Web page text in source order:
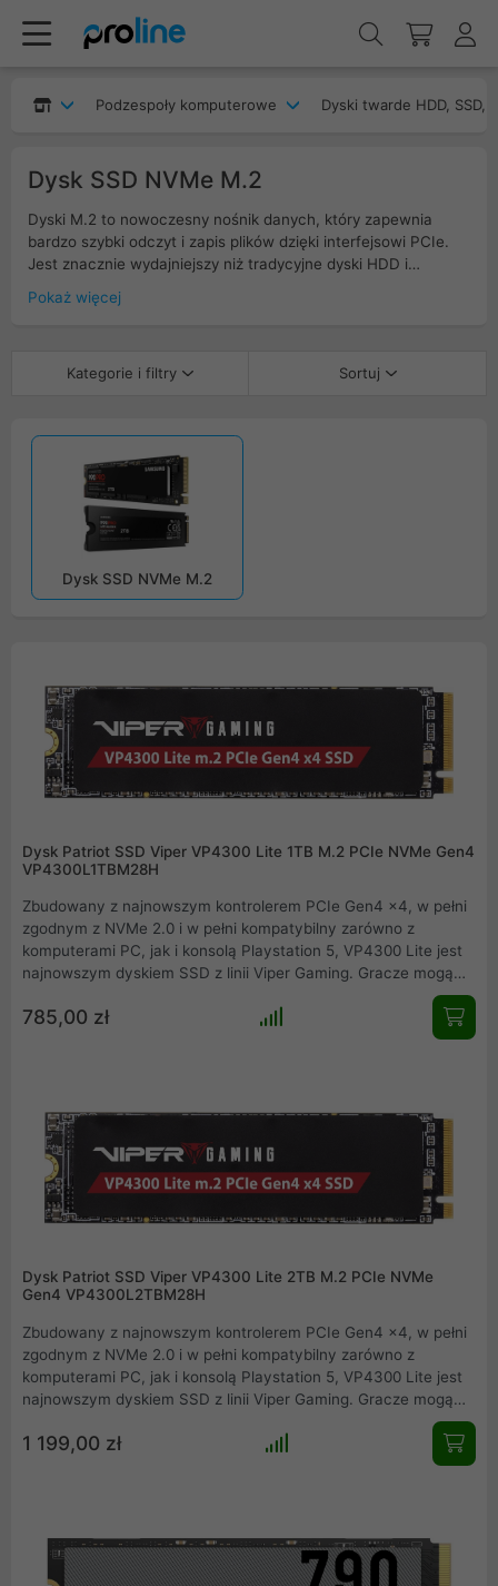
Podzespoły komputerowe Dyski twarde HDD, SSD,
Dysk SSD NVMe M.2
Dyski M.2 to nowoczesny nośnik danych, który zapewnia
bardzo szybki odczyt i zapis plików dzięki interfejsowi PCIe.
Jest znacznie wydajniejszy niż tradycyjne dyski HDD i
pozwala na montaż bez użycia kabli, bezpośrednio na płycie
błyskawiczne ładowanie gier i sprawna praca z dużymi
Pokaż więcej
Kategorie i filtry Sortuj
Dysk SSD NVMe M.2
Dysk Patriot SSD Viper VP4300 Lite 1TB M.2 PCIe NVMe Gen4
VP4300L1TBM28H
Zbudowany z najnowszym kontrolerem PCIe Gen4 x4, w pełni
zgodnym z NVMe 2.0 i w pełni kompatybilny zarówno z
komputerami PC, jak i konsolą Playstation 5, VP4300 Lite jest
najnowszym dyskiem SSD z linii Viper Gaming. Gracze mogą
spodziewać się wysokiej wydajności dzięki obsłudze bufora
pamięci hosta VP4300 Lite oraz obsłudze Flash w trybie Toggle
5 i ONFi 5 dla podwójnych szybkości przesyłania danych do
TBW, VP4300 Lite za każdym razem zdmuchnie konkurencję.
785,00 zł
Dysk Patriot SSD Viper VP4300 Lite 2TB M.2 PCIe NVMe
Gen4 VP4300L2TBM28H
Zbudowany z najnowszym kontrolerem PCIe Gen4 x4, w pełni
zgodnym z NVMe 2.0 i w pełni kompatybilny zarówno z
komputerami PC, jak i konsolą Playstation 5, VP4300 Lite jest
najnowszym dyskiem SSD z linii Viper Gaming. Gracze mogą
spodziewać się wysokiej wydajności dzięki obsłudze bufora
pamięci hosta VP4300 Lite oraz obsłudze Flash w trybie Toggle
5 i ONFi 5 dla podwójnych szybkości przesyłania danych do
TBW, VP4300 Lite za każdym razem zdmuchnie konkurencję.
1 199,00 zł